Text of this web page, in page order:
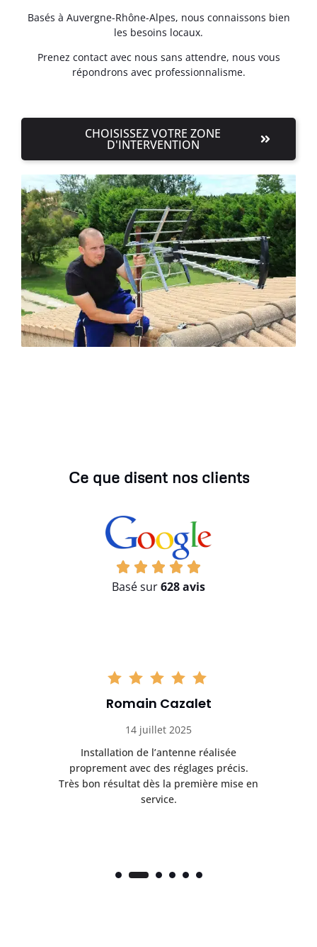
Basés à Auvergne-Rhône-Alpes, nous connaissons bien
les besoins locaux.
Prenez contact avec nous sans attendre, nous vous
répondrons avec professionnalisme.
CHOISISSEZ VOTRE ZONE
D'INTERVENTION
Ce que disent nos clients
Basé sur628 avis
Romain Cazalet
14 juillet 2025
Installation de l’antenne réalisée
proprement avec des réglages précis.
Très bon résultat dès la première mise en
service.